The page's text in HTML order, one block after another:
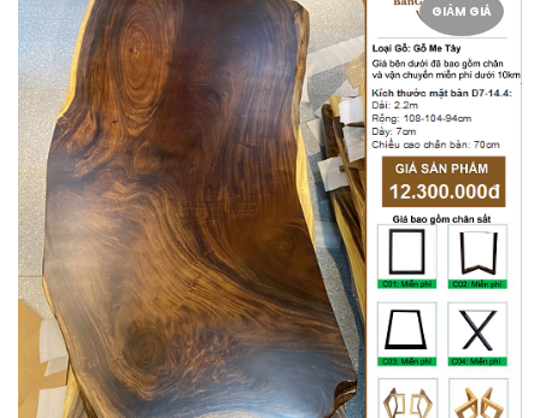
GIẢM GIÁ